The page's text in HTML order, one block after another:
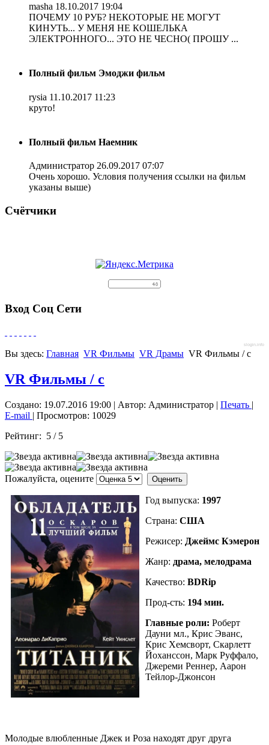
masha 18.10.2017 19:04
ПОЧЕМУ 10 РУБ? НЕКОТОРЫЕ НЕ МОГУТ
КИНУТЬ... У МЕНЯ НЕ КОШЕЛЬКА
ЭЛЕКТРОННОГО... ЭТО НЕ ЧЕСНО( ПРОШУ ...
Полный фильм Эмоджи фильм
rysia 11.10.2017 11:23
круто!
Полный фильм Наемник
Администратор 26.09.2017 07:07
Очень хорошо. Условия получения ссылки на фильм
указаны выше)
Счётчики
Вход Соц Сети
slogin.info
Вы здесь: Главная VR Фильмы VR Драмы VR Фильмы / с
VR Фильмы / с
Создано: 19.07.2016 19:00 | Автор: Администратор | Печать |
E-mail | Просмотров: 10029
Рейтинг: 5 / 5
Пожалуйста, оцените
Год выпуска: 1997
Страна: США
Режисер: Джеймс Кэмерон
Жанр: драма, мелодрама
Качество: BDRip
Прод-сть: 194 мин.
Главные роли: Роберт
Дауни мл., Крис Эванс,
Крис Хемсворт, Скарлетт
Йоханссон, Марк Руффало,
Джереми Реннер, Аарон
Тейлор-Джонсон
Молодые влюбленные Джек и Роза находят друг друга